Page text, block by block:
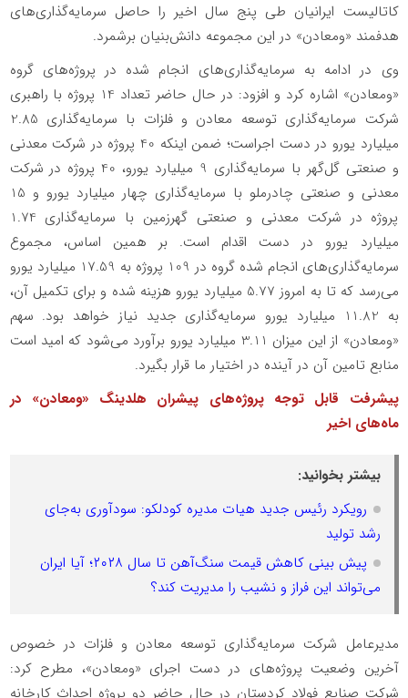
کاتالیست ایرانیان طی پنج سال اخیر را حاصل سرمایه‌گذاری‌های
هدفمند «ومعادن» در این مجموعه دانش‌بنیان برشمرد.
وی در ادامه به سرمایه‌گذاری‌های انجام شده در پروژه‌های گروه
«ومعادن» اشاره کرد و افزود: در حال حاضر تعداد 14 پروژه با راهبری
شرکت سرمایه‌گذاری توسعه معادن و فلزات با سرمایه‌گذاری 2.85
میلیارد یورو در دست اجراست؛ ضمن اینکه 40 پروژه در شرکت معدنی
و صنعتی گل‌گهر با سرمایه‌گذاری 9 میلیارد یورو، 40 پروژه در شرکت
معدنی و صنعتی چادرملو با سرمایه‌گذاری چهار میلیارد یورو و 15
پروژه در شرکت معدنی و صنعتی گهرزمین با سرمایه‌گذاری 1.74
میلیارد یورو در دست اقدام است. بر همین اساس، مجموع
سرمایه‌گذاری‌های انجام شده گروه در 109 پروژه به 17.59 میلیارد یورو
می‌رسد که تا به امروز 5.77 میلیارد یورو هزینه شده و برای تکمیل آن،
به 11.82 میلیارد یورو سرمایه‌گذاری جدید نیاز خواهد بود. سهم
«ومعادن» از این میزان 3.11 میلیارد یورو برآورد می‌شود که امید است
منابع تامین آن در آینده در اختیار ما قرار بگیرد.
پیشرفت قابل توجه پروژه‌های پیشران هلدینگ «ومعادن» در
ماه‌های اخیر
بیشتر بخوانید:
رویکرد رئیس جدید هیات مدیره کودلکو: سودآوری به‌جای
رشد تولید
پیش بینی کاهش قیمت سنگ‌آهن تا سال ۲۰۲۸؛ آیا ایران
می‌تواند این فراز و نشیب را مدیریت کند؟
مدیرعامل شرکت سرمایه‌گذاری توسعه معادن و فلزات در خصوص
آخرین وضعیت پروژه‌های در دست اجرای «ومعادن»، مطرح کرد: